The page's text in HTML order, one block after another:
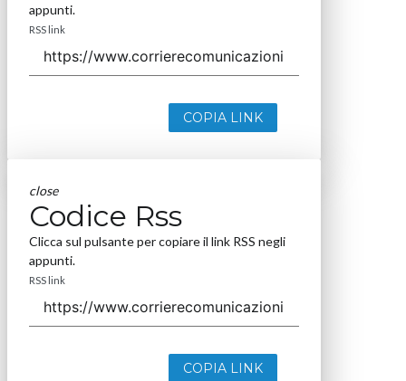
appunti.
RSS link
COPIA LINK
close
Codice Rss
Clicca sul pulsante per copiare il link RSS negli
appunti.
RSS link
COPIA LINK